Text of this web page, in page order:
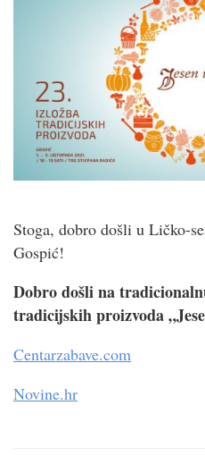
Stoga, dobro došli u Ličko-
Gospić!
Dobro došli na
tradicijskih proizvoda
Centarzabave.com
Novine.hr